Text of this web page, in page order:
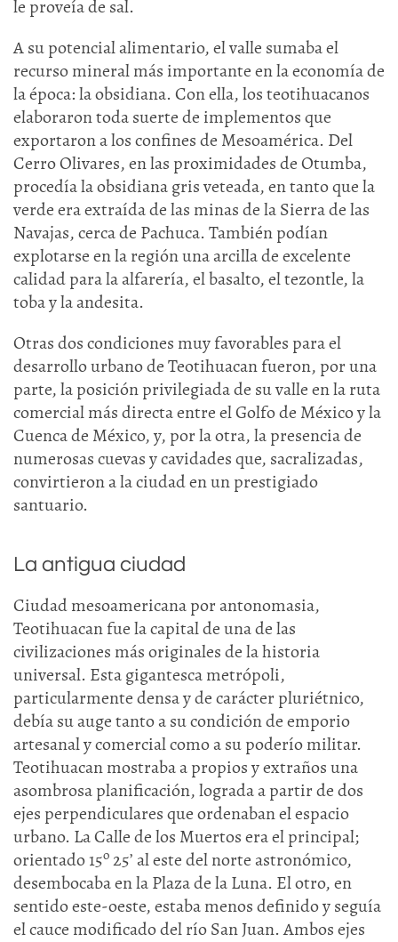
le proveía de sal.
A su potencial alimentario, el valle sumaba el
recurso mineral más importante en la economía de
la época: la obsidiana. Con ella, los teotihuacanos
elaboraron toda suerte de implementos que
exportaron a los confines de Mesoamérica. Del
Cerro Olivares, en las proximidades de Otumba,
procedía la obsidiana gris veteada, en tanto que la
verde era extraída de las minas de la Sierra de las
Navajas, cerca de Pachuca. También podían
explotarse en la región una arcilla de excelente
calidad para la alfarería, el basalto, el tezontle, la
toba y la andesita.
Otras dos condiciones muy favorables para el
desarrollo urbano de Teotihuacan fueron, por una
parte, la posición privilegiada de su valle en la ruta
comercial más directa entre el Golfo de México y la
Cuenca de México, y, por la otra, la presencia de
numerosas cuevas y cavidades que, sacralizadas,
convirtieron a la ciudad en un prestigiado
santuario.
La antigua ciudad
Ciudad mesoamericana por antonomasia,
Teotihuacan fue la capital de una de las
civilizaciones más originales de la historia
universal. Esta gigantesca metrópoli,
particularmente densa y de carácter pluriétnico,
debía su auge tanto a su condición de emporio
artesanal y comercial como a su poderío militar.
Teotihuacan mostraba a propios y extraños una
asombrosa planificación, lograda a partir de dos
ejes perpendiculares que ordenaban el espacio
urbano. La Calle de los Muertos era el principal;
orientado 15o 25’ al este del norte astronómico,
desembocaba en la Plaza de la Luna. El otro, en
sentido este-oeste, estaba menos definido y seguía
el cauce modificado del río San Juan. Ambos ejes